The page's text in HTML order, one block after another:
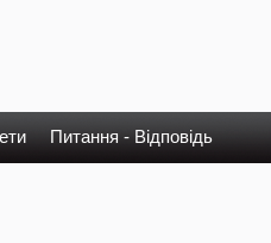
Питання - Відповідь